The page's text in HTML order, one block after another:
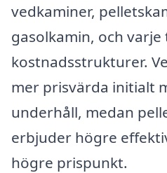
vedkaminer,
gasolkamin, och
kostnadsstrukturer.
mer prisvärda initialt
underhåll, medan
erbjuder högre
högre prispunkt.